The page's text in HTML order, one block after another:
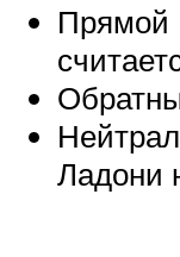
Прямой
Ладони